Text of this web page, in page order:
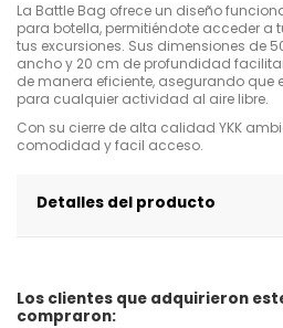
La Battle Bag ofrece un diseño
para botella, permitiéndote acceder a
tus excursiones. Sus dimensiones de
ancho y 20 cm de profundidad
de manera eficiente, asegurando que
para cualquier actividad al aire libre.
Con su cierre de alta calidad YKK
comodidad y facil acceso.
Detalles del producto
Los clientes que adquirieron
compraron: